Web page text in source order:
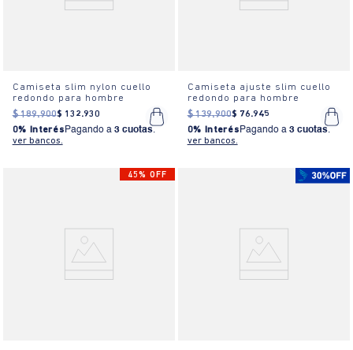
Camiseta slim nylon cuello
redondo para hombre
$ 189.900$ 132.930
0% Interés Pagando a 3 cuotas.
ver bancos.
Camiseta ajuste slim cuello
redondo para hombre
$ 139.900$ 76.945
0% Interés Pagando a 3 cuotas.
ver bancos.
45% OFF